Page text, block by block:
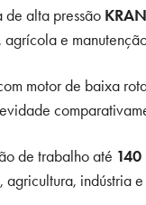
alta pressão
agrícola e
motor de baixa
de trabalho até
agricultura, indústria